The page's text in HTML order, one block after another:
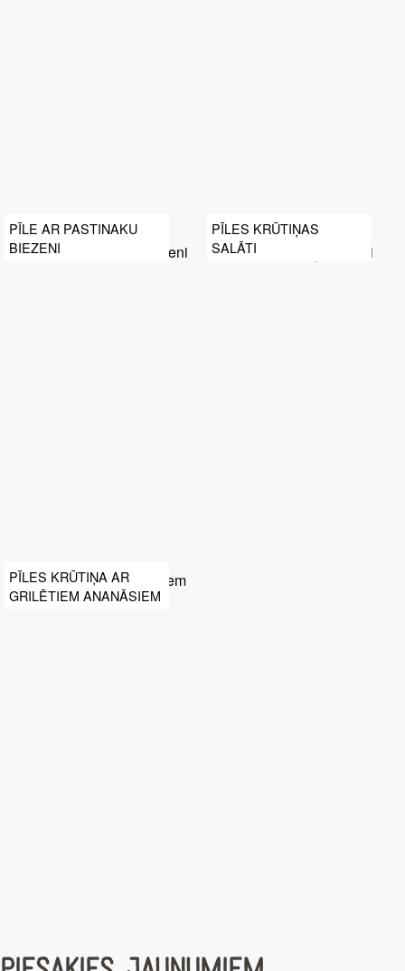
PĪLE AR PASTINAKU
BIEZENI
PĪLES KRŪTIŅAS
SALĀTI
PĪLES KRŪTIŅA AR
GRILĒTIEM ANANĀSIEM